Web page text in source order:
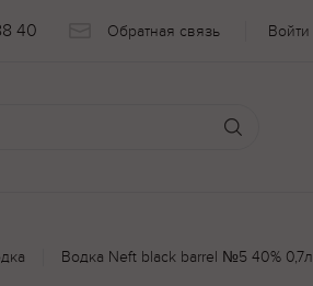
40 Обратная связь Войти
Водка Neft black barrel №5 40% 0,7л